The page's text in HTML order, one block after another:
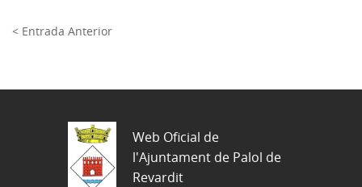
< Entrada Anterior
Web Oficial de
l'Ajuntament de Palol de
Revardit